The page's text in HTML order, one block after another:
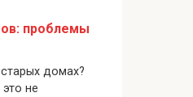
проблемы
домах?
не